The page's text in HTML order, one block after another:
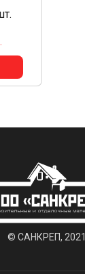
© САНКРЕП, 2021